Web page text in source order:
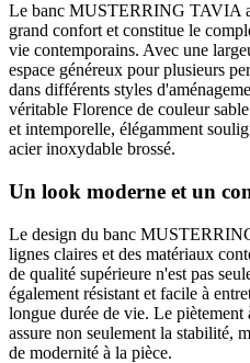
Le banc MUSTERRING TAVIA
grand confort et constitue le
vie contemporains. Avec une
espace généreux pour plusieurs
dans différents styles
véritable Florence de couleur
et intemporelle, élégamment
acier inoxydable brossé.
Un look moderne et un
Le design du banc
lignes claires et des matériaux
de qualité supérieure n'est pas
également résistant et facile à
longue durée de vie. Le
assure non seulement la stabilité,
de modernité à la pièce.